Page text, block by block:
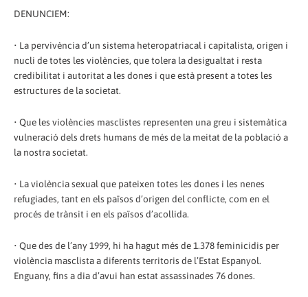
DENUNCIEM:
• La pervivència d’un sistema heteropatriacal i capitalista, origen i
nucli de totes les violències, que tolera la desigualtat i resta
credibilitat i autoritat a les dones i que està present a totes les
estructures de la societat.
• Que les violències masclistes representen una greu i sistemàtica
vulneració dels drets humans de més de la meitat de la població a
la nostra societat.
• La violència sexual que pateixen totes les dones i les nenes
refugiades, tant en els països d’origen del conflicte, com en el
procés de trànsit i en els països d’acollida.
• Que des de l’any 1999, hi ha hagut més de 1.378 feminicidis per
violència masclista a diferents territoris de l’Estat Espanyol.
Enguany, fins a dia d’avui han estat assassinades 76 dones.